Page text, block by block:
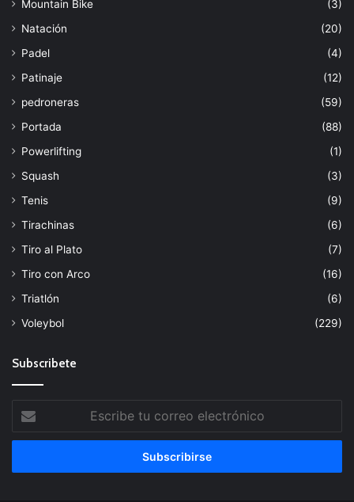
Mountain Bike
(3)
Natación
(20)
Padel
(4)
Patinaje
(12)
pedroneras
(59)
Portada
(88)
Powerlifting
(1)
Squash
(3)
Tenis
(9)
Tirachinas
(6)
Tiro al Plato
(7)
Tiro con Arco
(16)
Triatlón
(6)
Voleybol
(229)
Subscribete
tu
correo